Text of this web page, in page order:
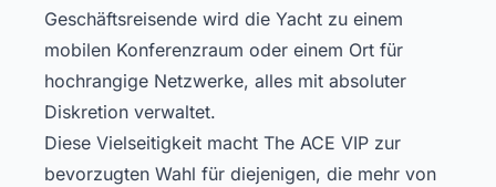
Geschäftsreisende wird die Yacht zu einem
mobilen Konferenzraum oder einem Ort für
hochrangige Netzwerke, alles mit absoluter
Diskretion verwaltet.
Diese Vielseitigkeit macht The ACE VIP zur
bevorzugten Wahl für diejenigen, die mehr von